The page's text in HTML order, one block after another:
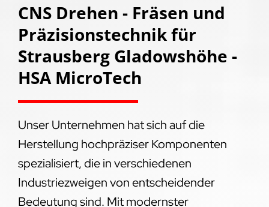
CNS Drehen - Fräsen und
Präzisionstechnik für
Strausberg Gladowshöhe -
HSA MicroTech
Unser Unternehmen hat sich auf die
Herstellung hochpräziser Komponenten
spezialisiert, die in verschiedenen
Industriezweigen von entscheidender
Bedeutung sind. Mit modernster